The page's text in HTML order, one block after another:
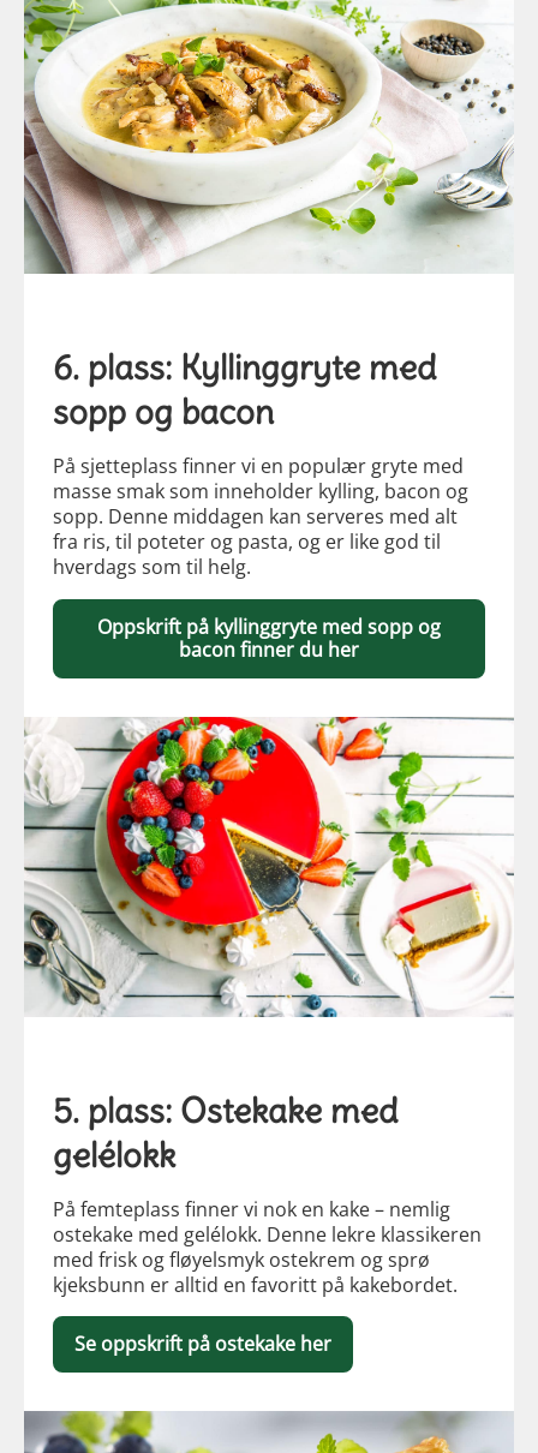
6. plass: Kyllinggryte med
sopp og bacon
På sjetteplass finner vi en populær gryte med
masse smak som inneholder kylling, bacon og
sopp. Denne middagen kan serveres med alt
fra ris, til poteter og pasta, og er like god til
hverdags som til helg.
Oppskrift på kyllinggryte med sopp og
bacon finner du her
5. plass: Ostekake med
gelélokk
På femteplass finner vi nok en kake – nemlig
ostekake med gelélokk. Denne lekre klassikeren
med frisk og fløyelsmyk ostekrem og sprø
kjeksbunn er alltid en favoritt på kakebordet.
Se oppskrift på ostekake her